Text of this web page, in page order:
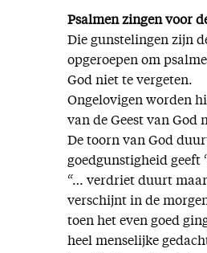
Psalmen zingen voor
Die gunstelingen zijn
opgeroepen om
God niet te vergeten.
Ongelovigen worden
van de Geest van God
De toorn van God
goedgunstigheid geeft
“… verdriet duurt
verschijnt in de
toen het even goed
heel menselijke